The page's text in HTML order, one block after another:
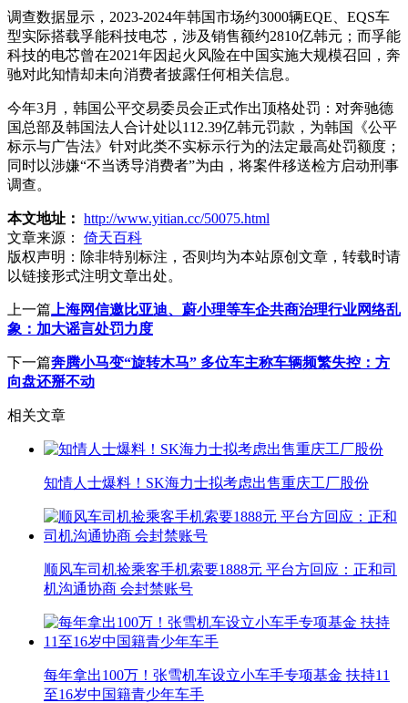
调查数据显示，2023-2024年韩国市场约3000辆EQE、EQS车
型实际搭载孚能科技电芯，涉及销售额约2810亿韩元；而孚能
科技的电芯曾在2021年因起火风险在中国实施大规模召回，奔
驰对此知情却未向消费者披露任何相关信息。
今年3月，韩国公平交易委员会正式作出顶格处罚：对奔驰德
国总部及韩国法人合计处以112.39亿韩元罚款，为韩国《公平
标示与广告法》针对此类不实标示行为的法定最高处罚额度；
同时以涉嫌“不当诱导消费者”为由，将案件移送检方启动刑事
调查。
本文地址： http://www.yitian.cc/50075.html
文章来源：
倚天百科
版权声明： 除非特别标注，否则均为本站原创文章，转载时请
以链接形式注明文章出处。
上一篇 上海网信邀比亚迪、蔚小理等车企共商治理行业网络乱
象：加大谣言处罚力度
下一篇奔腾小马变“旋转木马” 多位车主称车辆频繁失控：方
向盘还掰不动
相关文章
知情人士爆料！SK海力士拟考虑出售重庆工厂股份
顺风车司机捡乘客手机索要1888元 平台方回应：正和司
机沟通协商 会封禁账号
每年拿出100万！张雪机车设立小车手专项基金 扶持11
至16岁中国籍青少年车手